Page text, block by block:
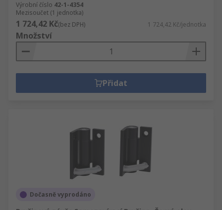
Výrobní číslo 42-1-4354
Mezisoučet (1 jednotka)
1 724,42 Kč(bez DPH) 1 724,42 Kč/jednotka
Množství
Přidat
Dočasně vyprodáno